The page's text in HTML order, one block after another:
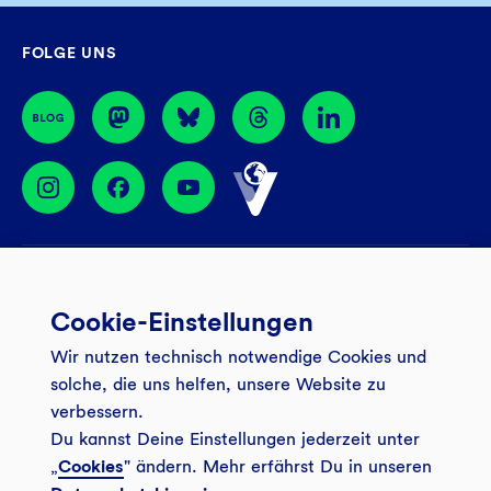
44774 Bochum
BIC: GENODEM1GLS
FOLGE UNS
Banking App
Service
Onlinebanking Login
Sicheres Banking
Unsere Angebote
Girokonto
Mitgliederkonto
Wo wirkt die GLS?
Weitersagen
Kundenmagazin Bankspiegel
Cookie-Einstellungen
Wir nutzen technisch notwendige Cookies und
solche, die uns helfen, unsere Website zu
verbessern.
Du kannst Deine Einstellungen jederzeit unter
„Cookies" ändern. Mehr erfährst Du in unseren